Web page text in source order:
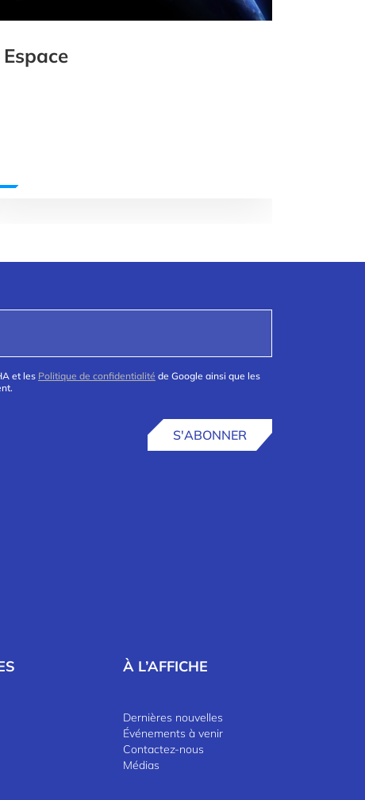
Espace
et les Politique de confidentialité de Google ainsi que les
S'ABONNER
À L’AFFICHE
Dernières nouvelles
Événements à venir
Contactez-nous
Médias